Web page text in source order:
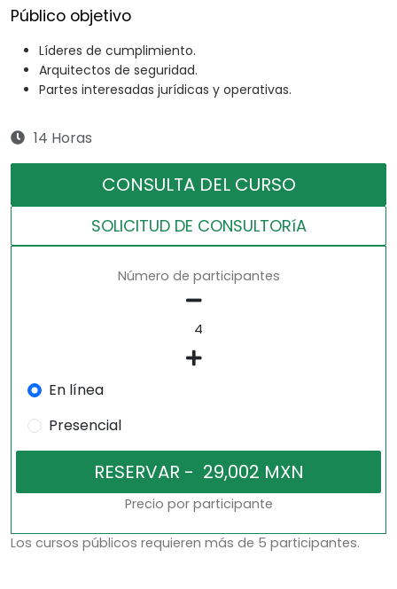
Público objetivo
Líderes de cumplimiento.
Arquitectos de seguridad.
Partes interesadas jurídicas y operativas.
14 Horas
CONSULTA DEL CURSO
SOLICITUD DE CONSULTORíA
Número de participantes
En línea
Presencial
Precio por participante
Los cursos públicos requieren más de 5 participantes.